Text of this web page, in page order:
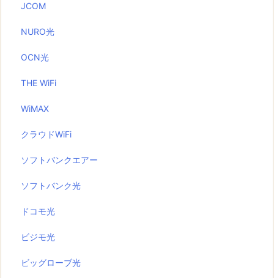
JCOM
NURO光
OCN光
THE WiFi
WiMAX
クラウドWiFi
ソフトバンクエアー
ソフトバンク光
ドコモ光
ビジモ光
ビッグローブ光